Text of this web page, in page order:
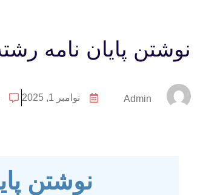
نوشتن پایان نامه
Admin نوامبر 1, 2025
نوشتن